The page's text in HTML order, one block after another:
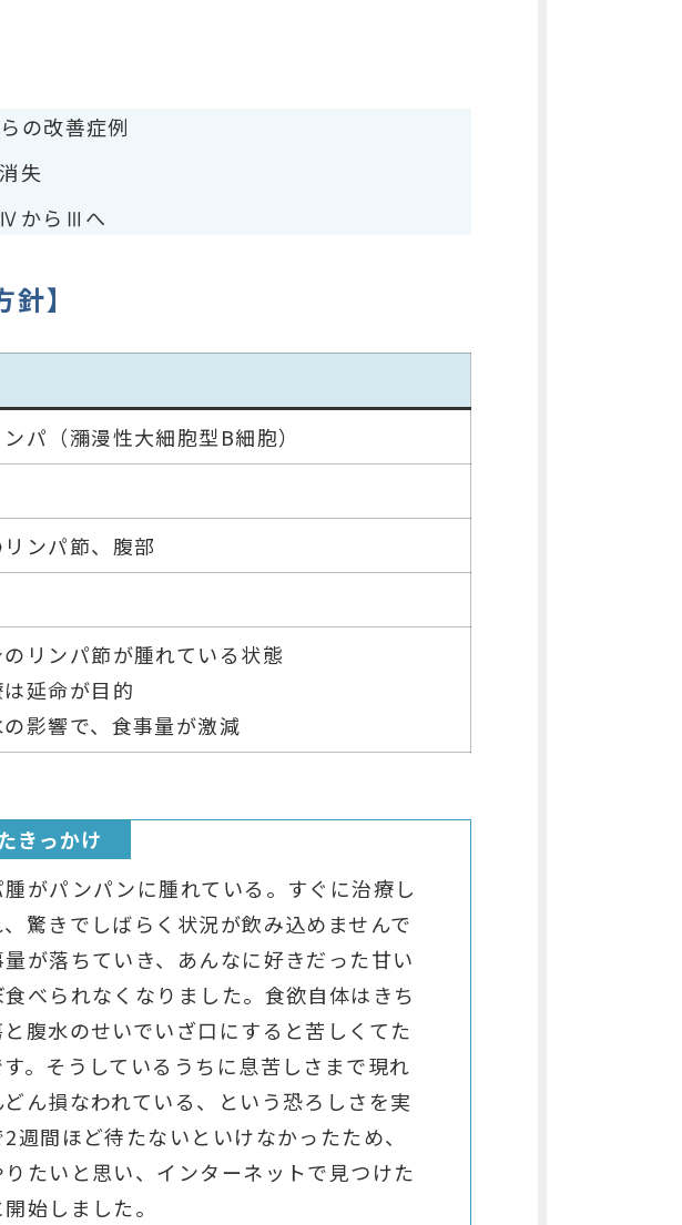
の改善症例
失
ⅣからⅢへ
】
パ（瀰漫性大細胞型B細胞）
ンパ節、腹部
のリンパ節が腫れている状態
は延命が目的
の影響で、食事量が激減
きっかけ
がパンパンに腫れている。すぐに治療し
驚きでしばらく状況が飲み込めませんで
が落ちていき、あんなに好きだった甘い
べられなくなりました。食欲自体はきち
腹水のせいでいざ口にすると苦しくてた
。そうしているうちに息苦しさまで現れ
ん損なわれている、という恐ろしさを実
週間ほど待たないといけなかったため、
たいと思い、インターネットで見つけた
始しました。